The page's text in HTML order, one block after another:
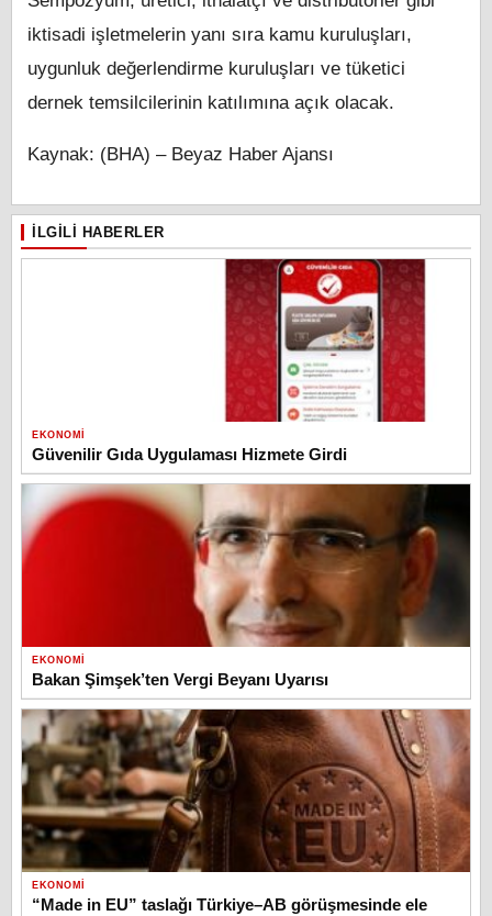
iktisadi işletmelerin yanı sıra kamu kuruluşları,
uygunluk değerlendirme kuruluşları ve tüketici
dernek temsilcilerinin katılımına açık olacak.
Kaynak: (BHA) – Beyaz Haber Ajansı
İLGILI HABERLER
EKONOMI
Güvenilir Gıda Uygulaması Hizmete Girdi
EKONOMI
Bakan Şimşek’ten Vergi Beyanı Uyarısı
EKONOMI
“Made in EU” taslağı Türkiye–AB görüşmesinde ele